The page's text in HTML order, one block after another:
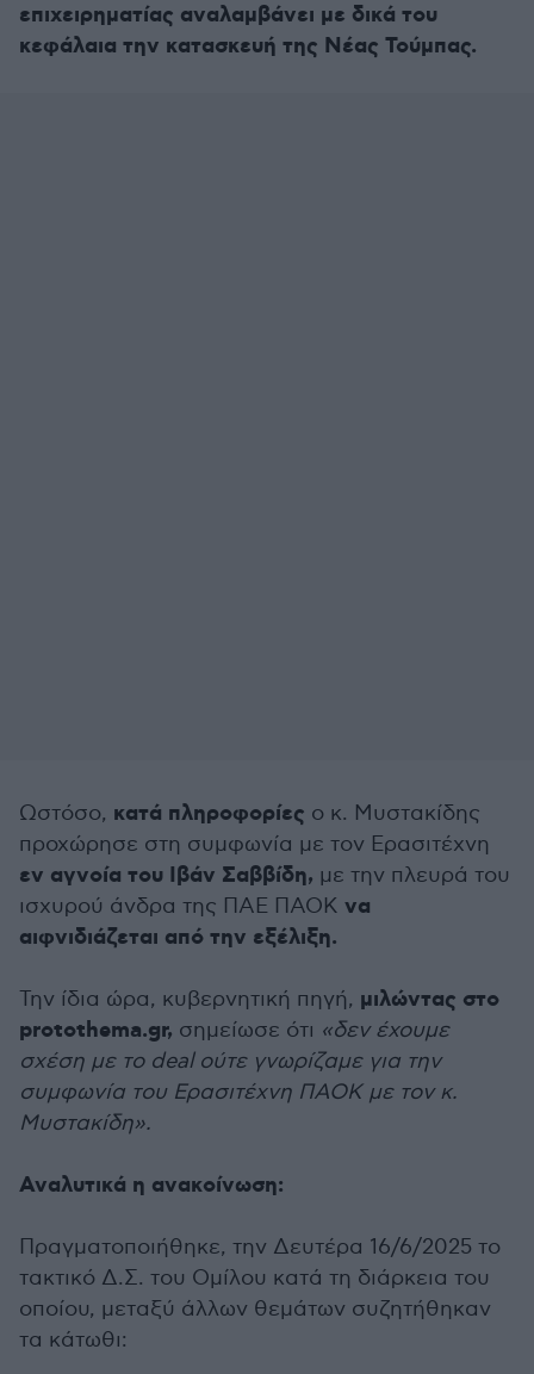
επιχειρηματίας αναλαμβάνει με δικά του
κεφάλαια την κατασκευή της Νέας Τούμπας.
Ωστόσο, κατά πληροφορίες ο κ. Μυστακίδης
προχώρησε στη συμφωνία με τον Ερασιτέχνη
εν αγνοία του Ιβάν Σαββίδη, με την πλευρά του
ισχυρού άνδρα της ΠΑΕ ΠΑΟΚ να
αιφνιδιάζεται από την εξέλιξη.
Την ίδια ώρα, κυβερνητική πηγή, μιλώντας στο
protothema.gr, σημείωσε ότι «δεν έχουμε
σχέση με το deal ούτε γνωρίζαμε για την
συμφωνία του Ερασιτέχνη ΠΑΟΚ με τον κ.
Μυστακίδη».
Αναλυτικά η ανακοίνωση:
Πραγματοποιήθηκε, την Δευτέρα 16/6/2025 το
τακτικό Δ.Σ. του Ομίλου κατά τη διάρκεια του
οποίου, μεταξύ άλλων θεμάτων συζητήθηκαν
τα κάτωθι: